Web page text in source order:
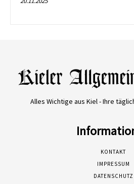
Alles Wichtige aus Kiel - Ihre
KONTAKT
IMPRESSUM
DATENSCHUTZ